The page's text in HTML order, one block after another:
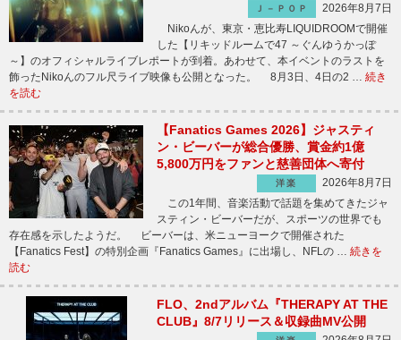
Ｊ－ＰＯＰ
2026年8月7日
Nikoんが、東京・恵比寿LIQUIDROOMで開催
した【リキッドルームで47 ～ぐんゆうかっぽ
～】のオフィシャルライブレポートが到着。あわせて、本イベントのラストを
飾ったNikoんのフル尺ライブ映像も公開となった。 8月3日、4日の2 … 続き
を読む
【Fanatics Games 2026】ジャスティ
ン・ビーバーが総合優勝、賞金約1億
5,800万円をファンと慈善団体へ寄付
洋楽
2026年8月7日
この1年間、音楽活動で話題を集めてきたジャ
スティン・ビーバーだが、スポーツの世界でも
存在感を示したようだ。 ビーバーは、米ニューヨークで開催された
【Fanatics Fest】の特別企画『Fanatics Games』に出場し、NFLの … 続きを
読む
FLO、2ndアルバム『THERAPY AT THE
CLUB』8/7リリース＆収録曲MV公開